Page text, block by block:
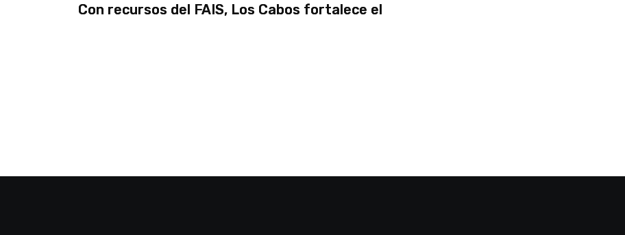
Con recursos del FAIS, Los Cabos fortalece el